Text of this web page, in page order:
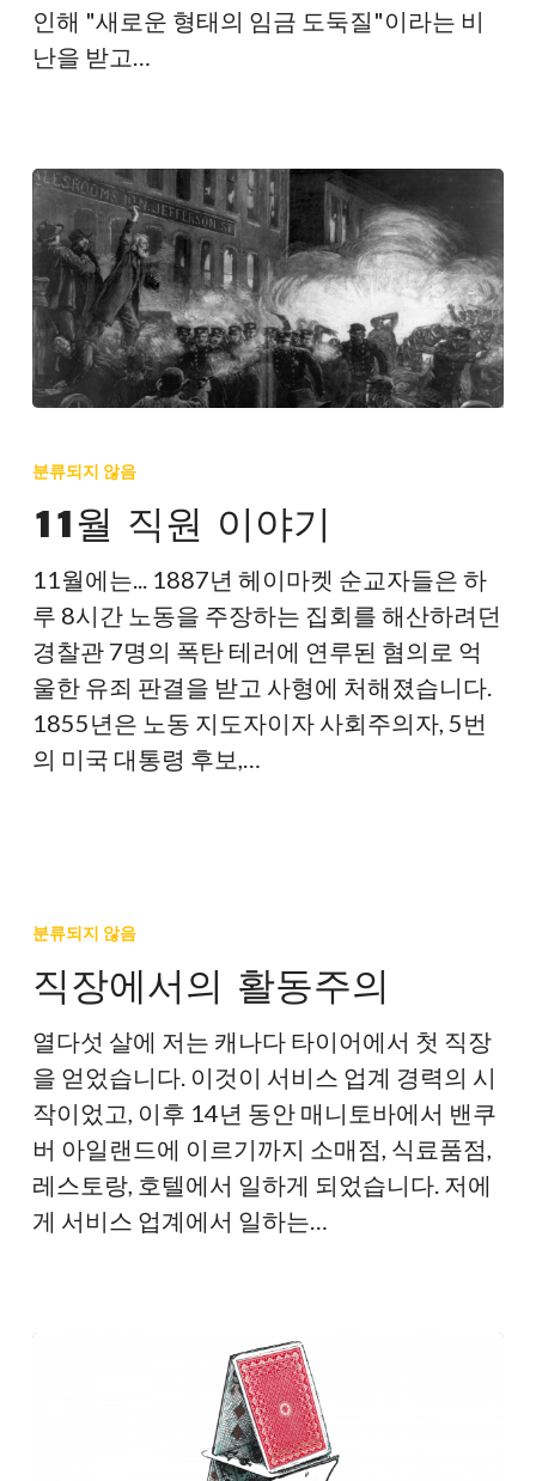
당
직
줄
링
문
제
해
결
인해 "새로운 형태의 임금 도둑질"이라는 비
난을 받고…
월
원
이
야
기
분류되지 않음
11월 직원 이야기
11월에는... 1887년 헤이마켓 순교자들은 하
루 8시간 노동을 주장하는 집회를 해산하려던
경찰관 7명의 폭탄 테러에 연루된 혐의로 억
울한 유죄 판결을 받고 사형에 처해졌습니다.
1855년은 노동 지도자이자 사회주의자, 5번
의 미국 대통령 후보,…
장
서
의
활
동
주
의
분류되지 않음
직장에서의 활동주의
열다섯 살에 저는 캐나다 타이어에서 첫 직장
을 얻었습니다. 이것이 서비스 업계 경력의 시
작이었고, 이후 14년 동안 매니토바에서 밴쿠
버 아일랜드에 이르기까지 소매점, 식료품점,
레스토랑, 호텔에서 일하게 되었습니다. 저에
게 서비스 업계에서 일하는…